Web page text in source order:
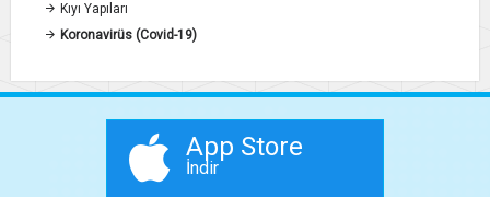
Kıyı Yapıları
Koronavirüs (Covid-19)
App Store
İndir